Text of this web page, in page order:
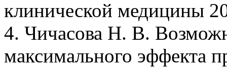
клинической медицины
4. Чичасова H. В.
максимального эффекта